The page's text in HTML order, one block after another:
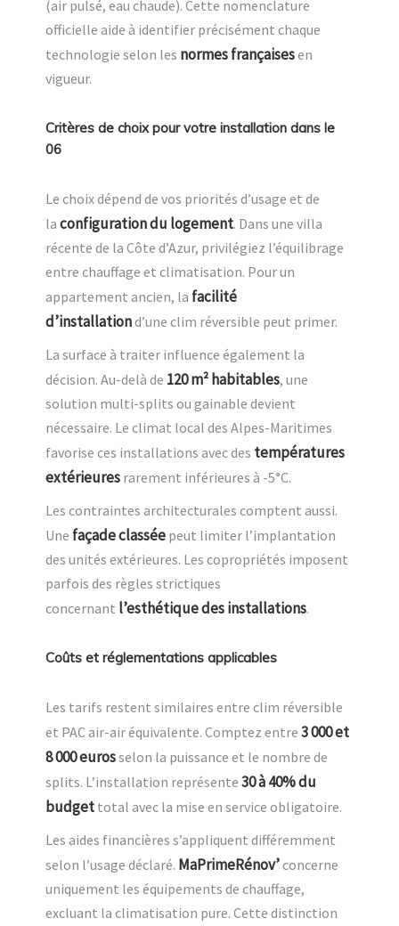
(air pulsé, eau chaude). Cette nomenclature
officielle aide à identifier précisément chaque
technologie selon les normes françaisesen
vigueur.
Critères de choix pour votre installation dans le
06
Le choix dépend de vos priorités d’usage et de
la configuration du logement. Dans une villa
récente de la Côte d’Azur, privilégiez l’équilibrage
entre chauffage et climatisation. Pour un
appartement ancien, la facilité
d’installationd’une clim réversible peut primer.
La surface à traiter influence également la
décision. Au-delà de 120 m² habitables, une
solution multi-splits ou gainable devient
nécessaire. Le climat local des Alpes-Maritimes
favorise ces installations avec des températures
extérieures rarement inférieures à -5°C.
Les contraintes architecturales comptent aussi.
Une façade classée peut limiter l’implantation
des unités extérieures. Les copropriétés imposent
parfois des règles strictiques
concernant l’esthétique des installations.
Coûts et réglementations applicables
Les tarifs restent similaires entre clim réversible
et PAC air-air équivalente. Comptez entre 3 000 et
8 000 eurosselon la puissance et le nombre de
splits. L’installation représente 30 à 40% du
budget total avec la mise en service obligatoire.
Les aides financières s’appliquent différemment
selon l’usage déclaré. MaPrimeRénov’concerne
uniquement les équipements de chauffage,
excluant la climatisation pure. Cette distinction